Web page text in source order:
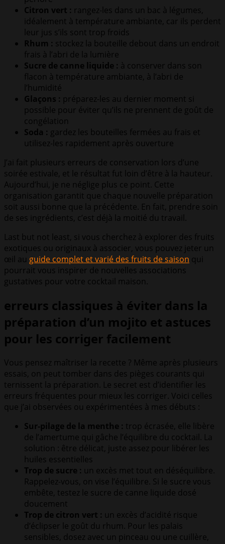
Citron vert : rangez-les dans un bac à légumes,
idéalement à température ambiante, car ils perdent
leur jus s’ils sont trop froids
Rhum : stockez la bouteille debout dans un endroit
frais à l’abri de la lumière
Sucre de canne liquide : à conserver dans son
flacon à température ambiante, à l’abri de
l’humidité
Glaçons : préparez-les au dernier moment si
possible pour éviter qu’ils ne prennent de goût de
congélation
Soda : gardez les bouteilles fermées au frais et
utilisez-les rapidement après ouverture
J’ai fait plusieurs erreurs de conservation lors d’une
soirée estivale, et le résultat fut loin d’être à la hauteur.
Aujourd’hui, je ne néglige plus ce point. Cette
organisation garantit que chaque nouvelle préparation
soit aussi bonne que la précédente. En fait, prendre soin
de ses ingrédients, c’est déjà la moitié du travail.
Last but not least, si vous cherchez à explorer des fruits
exotiques ou originaux à associer, vous pouvez jeter un
œil au guide complet et varié des fruits de saison qui
pourrait vous inspirer de nouvelles associations
gustatives pour votre cocktail maison.
erreurs classiques à éviter dans la
préparation d’un mojito et astuces
pour les corriger facilement
Vous pensez maîtriser la recette ? Même après plusieurs
essais, on peut tomber dans des pièges courants qui
ternissent la préparation. Le secret est d’identifier les
erreurs fréquentes pour mieux les corriger. Voici celles
que j’ai observées ou expérimentées à mes débuts :
Sur-pilage de la menthe : trop écrasée, elle libère
de l’amertume qui gâche l’équilibre du cocktail. La
solution : être délicat, juste assez pour libérer les
huiles essentielles
Trop de sucre : un excès met tout en déséquilibre.
Rappelez-vous, on vise l’équilibre. Si le sucre vous
embête, testez le sucre de canne liquide dosé
doucement
Trop de citron vert : un excès d’acidité risque
d’éclipser le goût du rhum. Pour les palais
sensibles, dosez avec un pinceau ou une cuillère,